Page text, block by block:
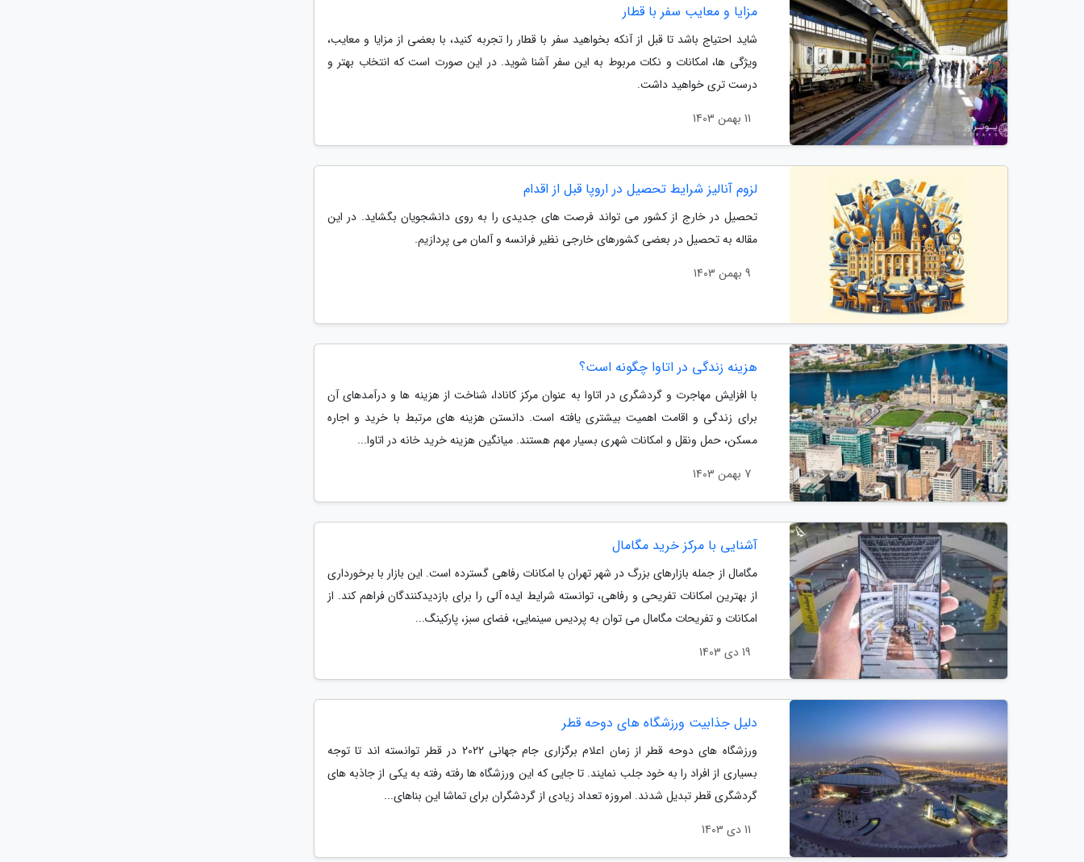
مزایا و معایب سفر با قطار
شاید احتیاج باشد تا قبل از آنکه بخواهید سفر با قطار را تجربه کنید، با بعضی از مزایا و معایب،
ویژگی ها، امکانات و نکات مربوط به این سفر آشنا شوید. در این صورت است که انتخاب بهتر و
درست تری خواهید داشت.
11 بهمن 1403
لزوم آنالیز شرایط تحصیل در اروپا قبل از اقدام
تحصیل در خارج از کشور می تواند فرصت های جدیدی را به روی دانشجویان بگشاید. در این
مقاله به تحصیل در بعضی کشورهای خارجی نظیر فرانسه و آلمان می پردازیم.
9 بهمن 1403
هزینه زندگی در اتاوا چگونه است؟
با افزایش مهاجرت و گردشگری در اتاوا به عنوان مرکز کانادا، شناخت از هزینه ها و درآمدهای آن
برای زندگی و اقامت اهمیت بیشتری یافته است. دانستن هزینه های مرتبط با خرید و اجاره
مسکن، حمل ونقل و امکانات شهری بسیار مهم هستند. میانگین هزینه خرید خانه در اتاوا...
7 بهمن 1403
آشنایی با مرکز خرید مگامال
مگامال از جمله بازارهای بزرگ در شهر تهران با امکانات رفاهی گسترده است. این بازار با برخورداری
از بهترین امکانات تفریحی و رفاهی، توانسته شرایط ایده آلی را برای بازدیدکنندگان فراهم کند. از
امکانات و تفریحات مگامال می توان به پردیس سینمایی، فضای سبز، پارکینگ...
19 دی 1403
دلیل جذابیت ورزشگاه های دوحه قطر
ورزشگاه های دوحه قطر از زمان اعلام برگزاری جام جهانی 2022 در قطر توانسته اند تا توجه
بسیاری از افراد را به خود جلب نمایند. تا جایی که این ورزشگاه ها رفته رفته به یکی از جاذبه های
گردشگری قطر تبدیل شدند. امروزه تعداد زیادی از گردشگران برای تماشا این بناهای...
11 دی 1403